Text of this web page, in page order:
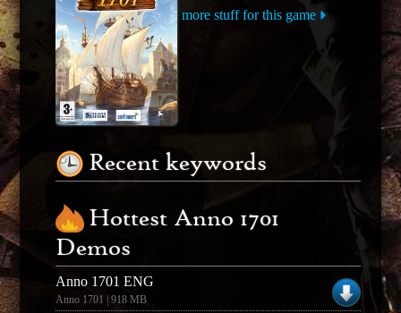
more stuff for this game
Recent keywords
Hottest Anno 1701
Demos
Anno 1701 ENG
Anno 1701 | 918 MB